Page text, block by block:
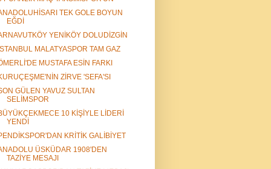
TEK GOLE BOYUN
EĞDİ
YENİKÖY DOLUDİZGİN
MALATYASPOR TAM GAZ
MUSTAFA ESİN FARKI
ZİRVE 'SEFA'SI
GÜLEN YAVUZ SULTAN
SELİMSPOR
10 KİŞİYLE LİDERİ
YENDİ
KRİTİK GALİBİYET
ÜSKÜDAR 1908'DEN
TAZİYE MESAJI